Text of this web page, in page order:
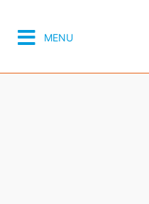
MENU